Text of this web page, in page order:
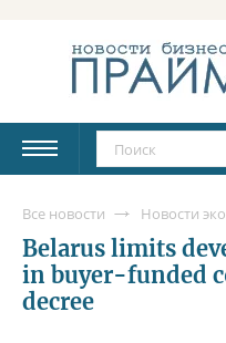
Все новости Новости
Belarus limits
in buyer-funded
decree